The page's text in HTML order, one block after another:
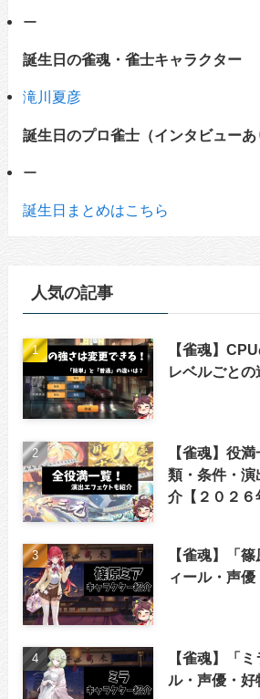
ー
誕生日の雀魂・雀士キャラクター
滝川夏彦
誕生日のプロ雀士（インタビューあ
ー
誕生日まとめはこちら
人気の記事
【雀魂】
レベルごと
【雀魂】役
類・条件・
介【２０２６
【雀魂】「
ィール・声
【雀魂】「
ル・声優・好